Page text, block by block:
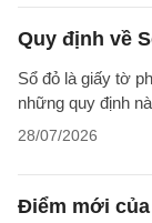
Quy định về
Sổ đỏ là giấy tờ
những quy định
28/07/2026
Điểm mới